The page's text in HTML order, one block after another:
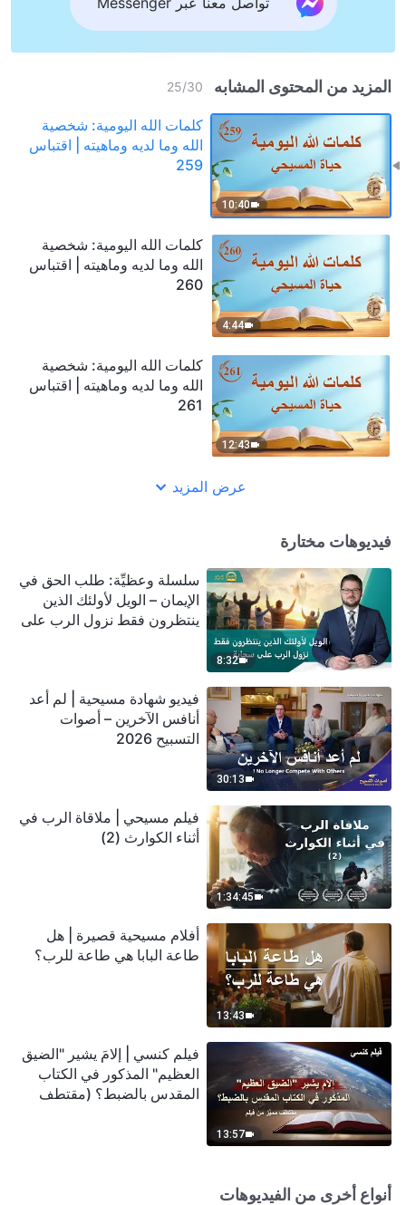
المزيد من المحتوى المشابه 25/30
10:40
كلمات الله اليومية: شخصية
الله وما لديه وماهيته | اقتباس
259
4:44
كلمات الله اليومية: شخصية
الله وما لديه وماهيته | اقتباس
260
12:43
كلمات الله اليومية: شخصية
الله وما لديه وماهيته | اقتباس
261
عرض المزيد
فيديوهات مختارة
8:32
سلسلة وعظيِّة: طلب الحق في
الإيمان – الويل لأولئك الذين
ينتظرون فقط نزول الرب على
30:13
فيديو شهادة مسيحية | لم أعد
أنافس الآخرين – أصوات
التسبيح 2026
1:34:45
فيلم مسيحي | ملاقاة الرب في
أثناء الكوارث (2)
13:43
أفلام مسيحية قصيرة | هل
طاعة البابا هي طاعة للرب؟
13:57
فيلم كنسي | إلامَ يشير "الضيق
العظيم" المذكور في الكتاب
المقدس بالضبط؟ (مقتطف
أنواع أخرى من الفيديوهات